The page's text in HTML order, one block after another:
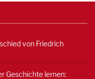
von Friedrich
Geschichte lernen: